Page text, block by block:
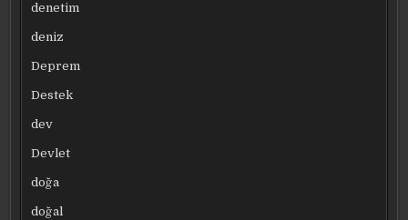
denetim
deniz
Deprem
Destek
dev
Devlet
doğa
doğal